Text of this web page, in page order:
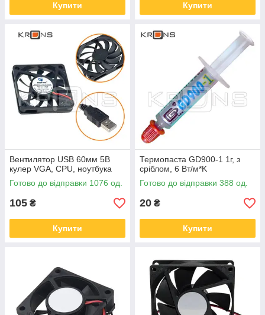
Купити Купити
Вентилятор USB 60мм 5В
кулер VGA, CPU, ноутбука
Готово до відправки 1076 од.
105 ₴
Купити
Термопаста GD900-1 1г, з
сріблом, 6 Вт/м*K
Готово до відправки 388 од.
20 ₴
Купити